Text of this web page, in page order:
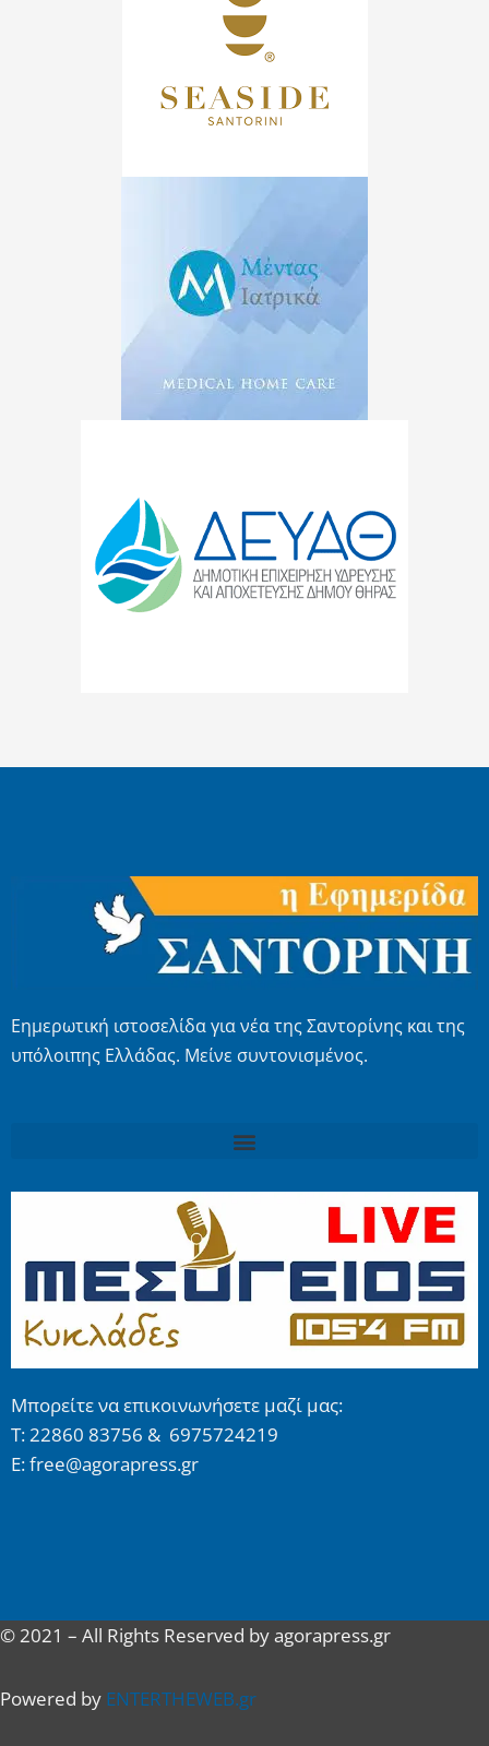
Εημερωτική ιστοσελίδα για νέα της Σαντορίνης και της
υπόλοιπης Ελλάδας. Μείνε συντονισμένος.
Μπορείτε να επικοινωνήσετε μαζί μας:
Τ: 22860 83756 & 6975724219
E: free@agorapress.gr
© 2021 – All Rights Reserved by agorapress.gr
Powered by ENTERTHEWEB.gr